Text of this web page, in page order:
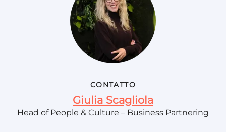
CONTATTO
Giulia Scagliola
Head of People & Culture – Business Partnering